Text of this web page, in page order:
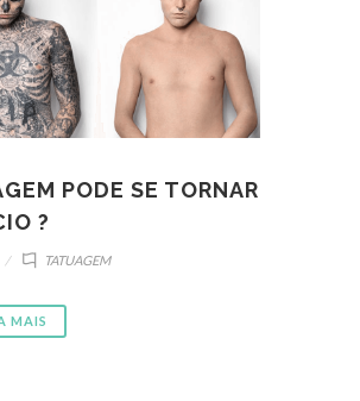
PODE SE TORNAR
?
TATUAGEM
MAIS